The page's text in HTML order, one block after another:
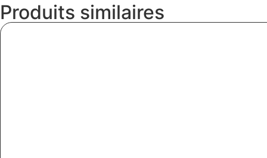
Produits similaires